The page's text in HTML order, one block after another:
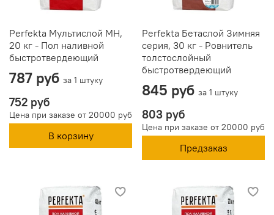
Perfekta Мультислой МН,
20 кг - Пол наливной
быстротвердеющий
787 руб за 1 штуку
752 руб
Цена при заказе от 20000 руб
В корзину
Perfekta Бетаслой Зимняя
серия, 30 кг - Ровнитель
толстослойный
быстротвердеющий
845 руб за 1 штуку
803 руб
Цена при заказе от 20000 руб
Предзаказ